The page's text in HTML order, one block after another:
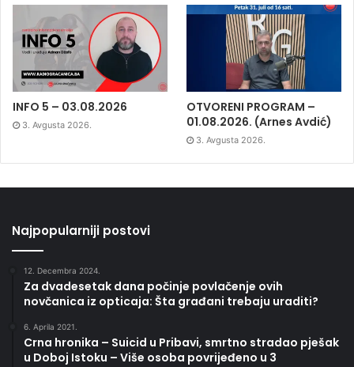
INFO 5 – 03.08.2026
3. Avgusta 2026.
OTVORENI PROGRAM –
01.08.2026. (Arnes Avdić)
3. Avgusta 2026.
Najpopularniji postovi
12. Decembra 2024.
Za dvadesetak dana počinje povlačenje ovih
novčanica iz opticaja: Šta građani trebaju uraditi?
6. Aprila 2021.
Crna hronika – Suicid u Pribavi, smrtno stradao pješak
u Doboj Istoku – Više osoba povrijeđeno u 3